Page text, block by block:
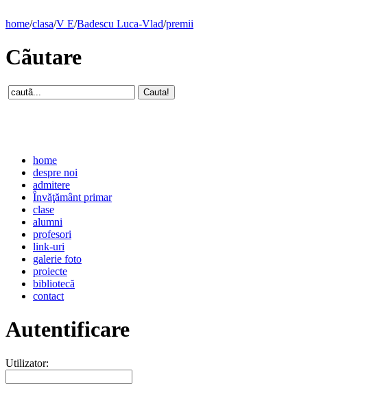
home/clasa/V E/Badescu Luca-Vlad/premii
Cãutare
home
despre noi
admitere
Învăţământ primar
clase
alumni
profesori
link-uri
galerie foto
proiecte
bibliotecă
contact
Autentificare
Utilizator: